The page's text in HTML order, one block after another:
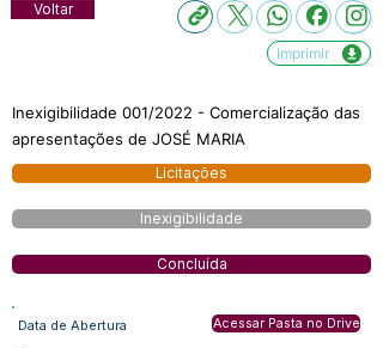
Voltar
Imprimir
Inexigibilidade 001/2022 - Comercialização das
apresentações de JOSÉ MARIA
Licitações
Inexigibilidade
Concluída
Data de Abertura Acessar Pasta no Drive